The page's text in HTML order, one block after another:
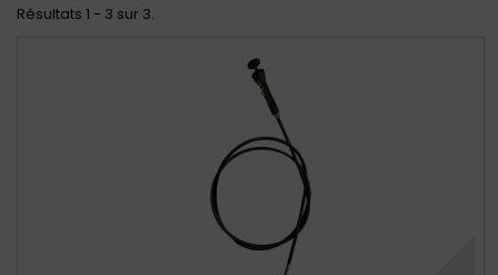
Résultats 1 - 3 sur 3.